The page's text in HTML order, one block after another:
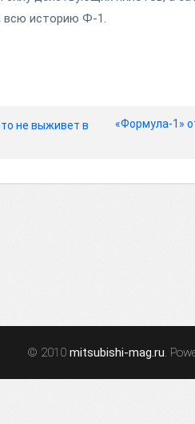
всю историю Ф-1.
не выживет в
«Формула-1»
© 2010 mitsubishi-mag.ru.